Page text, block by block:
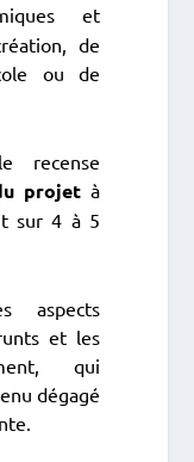
et
de
ou de
recense
projet à
sur 4 à 5
aspects
et les
qui
dégagé